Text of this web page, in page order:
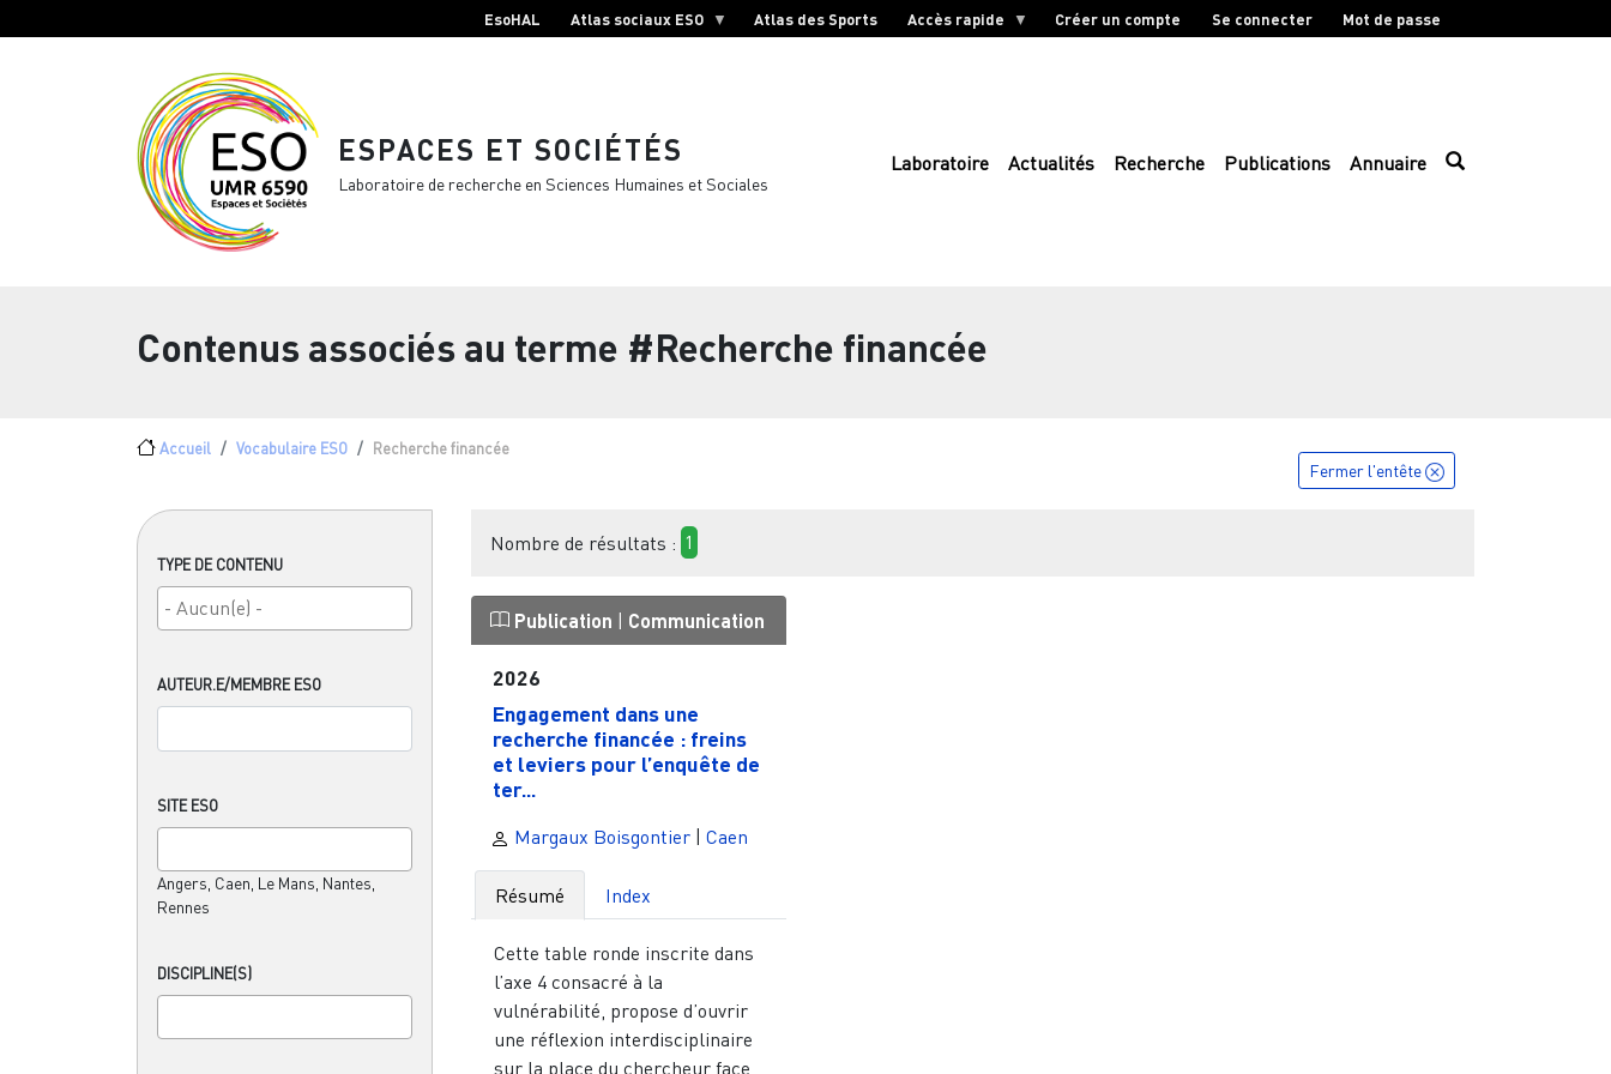
EsoHAL Atlas sociaux ESO Atlas des Sports Accès rapide Créer un compte Se connecter Mot de passe
ESPACES ET SOCIÉTÉS
Laboratoire de recherche en Sciences Humaines et Sociales
Laboratoire Actualités Recherche Publications Annuaire
Contenus associés au terme #Recherche financée
Fil d'Ariane
Accueil Vocabulaire ESO Recherche financée
TYPE DE CONTENU
AUTEUR.E/MEMBRE ESO
SITE ESO
Angers, Caen, Le Mans, Nantes,
Rennes
DISCIPLINE(S)
Fermer l'entête
Nombre de résultats : 1
Publication | Communication
2026
Engagement dans une
recherche financée : freins
et leviers pour l’enquête de
ter...
Margaux Boisgontier | Caen
Résumé Index
Cette table ronde inscrite dans
l’axe 4 consacré à la
vulnérabilité, propose d’ouvrir
une réflexion interdisciplinaire
sur la place du chercheur face